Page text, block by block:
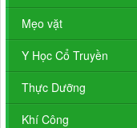
Mẹo vặt
Y Học Cổ Truyền
Thực Dưỡng
Khí Công